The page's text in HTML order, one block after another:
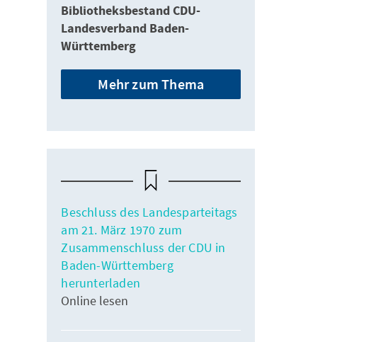
KAS/ACDP 10-002 : 337
Kurt Georg Kiesinger und Hans Filbinger, Plakat zur Landtagswahl 1968
Bibliotheksbestand CDU-
Landesverband Baden-
Württemberg
Mehr zum Thema
Beschluss des Landesparteitags
am 21. März 1970 zum
Zusammenschluss der CDU in
Baden-Württemberg
herunterladen
Online lesen